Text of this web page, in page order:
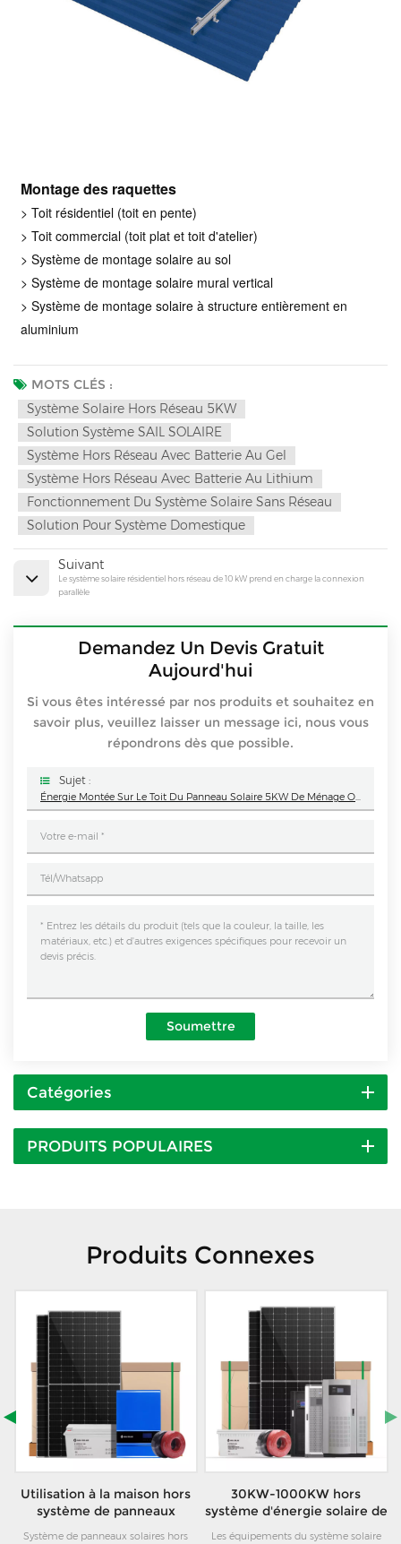
Montage des raquettes
> Toit résidentiel (toit en pente)
> Toit commercial (toit plat et toit d'atelier)
> Système de montage solaire au sol
> Système de montage solaire mural vertical
> Système de montage solaire à structure entièrement en
aluminium
MOTS CLÉS :
Système Solaire Hors Réseau 5KW
Solution Système SAIL SOLAIRE
Système Hors Réseau Avec Batterie Au Gel
Système Hors Réseau Avec Batterie Au Lithium
Fonctionnement Du Système Solaire Sans Réseau
Solution Pour Système Domestique
Suivant
Le système solaire résidentiel hors réseau de 10 kW prend en charge la connexion
parallèle
Demandez Un Devis Gratuit
Aujourd'hui
Si vous êtes intéressé par nos produits et souhaitez en
savoir plus, veuillez laisser un message ici, nous vous
répondrons dès que possible.
Sujet :
Énergie Montée Sur Le Toit Du Panneau Solaire 5KW De Ménage Outre Du Système Hybride De Grille
Soumettre
Catégories
PRODUITS POPULAIRES
Produits Connexes
Utilisation à la maison hors
système de panneaux
Système de panneaux solaires hors
30KW-1000KW hors
système d'énergie solaire de
Les équipements du système solaire